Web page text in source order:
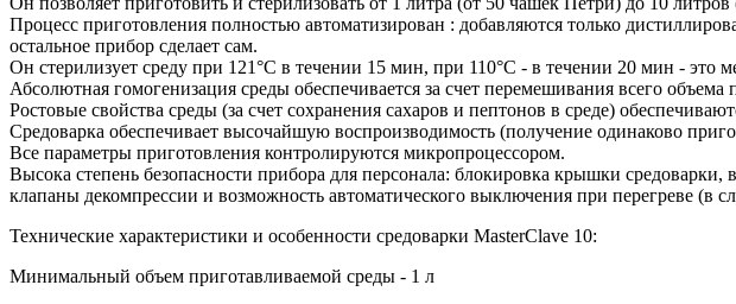
Процесс приготовления полностью автоматизирован : добавляются только
остальное прибор сделает сам.
Он стерилизует среду при 121°C в течении 15 мин, при 110°C - в течении 20 мин - это
Абсолютная гомогенизация среды обеспечивается за счет перемешивания всего
Ростовые свойства среды (за счет сохранения сахаров и пептонов в среде)
Средоварка обеспечивает высочайшую воспроизводимость (получение одинаково
Все параметры приготовления контролируются микропроцессором.
Высока степень безопасности прибора для персонала: блокировка крышки
клапаны декомпрессии и возможность автоматического выключения при перегреве (в
Технические характеристики и особенности средоварки MasterClave 10:
Минимальный объем приготавливаемой среды - 1 л